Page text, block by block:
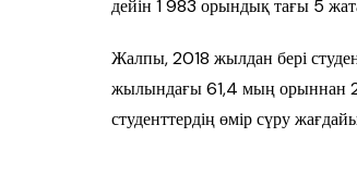
дейін 1 983 орындық тағы 5
Жалпы, 2018 жылдан бері
жылындағы 61,4 мың орыннан
студенттердің өмір сүру